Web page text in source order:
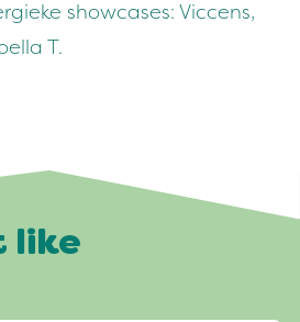
showcases: Viccens,
T.
like